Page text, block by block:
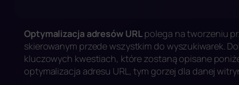
Optymalizacja adresów URL polega na tworzeniu
skierowanym przede wszystkim do wyszukiwarek.
kluczowych kwestiach, które zostaną opisane
optymalizacja adresu URL, tym gorzej dla danej